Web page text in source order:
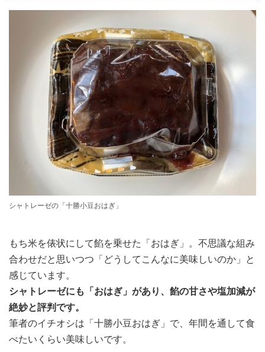
シャトレーゼの「十勝小豆おはぎ」
もち米を俵状にして餡を乗せた「おはぎ」。不思議な組み
合わせだと思いつつ「どうしてこんなに美味しいのか」と
感じています。
シャトレーゼにも「おはぎ」があり、餡の甘さや塩加減が
絶妙と評判です。
筆者のイチオシは「十勝小豆おはぎ」で、年間を通して食
べたいくらい美味しいです。